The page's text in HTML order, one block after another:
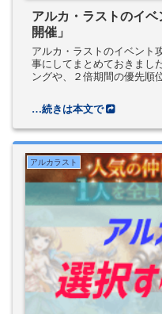
アルカ・ラストのイ
開催」
アルカ・ラストのイベント
事にしてまとめておきまし
ングや、２倍期間の優先順
アルカラスト